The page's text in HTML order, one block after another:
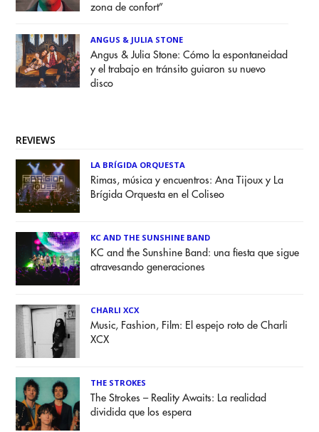
zona de confort”
ANGUS & JULIA STONE
Angus & Julia Stone: Cómo la espontaneidad
y el trabajo en tránsito guiaron su nuevo
disco
REVIEWS
LA BRÍGIDA ORQUESTA
Rimas, música y encuentros: Ana Tijoux y La
Brígida Orquesta en el Coliseo
KC AND THE SUNSHINE BAND
KC and the Sunshine Band: una fiesta que sigue
atravesando generaciones
CHARLI XCX
Music, Fashion, Film: El espejo roto de Charli
XCX
THE STROKES
The Strokes – Reality Awaits: La realidad
dividida que los espera